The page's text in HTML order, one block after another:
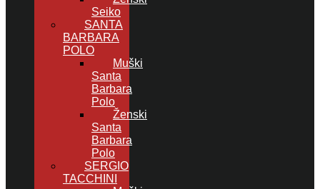
Seiko
SANTA
BARBARA
POLO
Muški
Santa
Barbara
Polo
Ženski
Santa
Barbara
Polo
SERGIO
TACCHINI